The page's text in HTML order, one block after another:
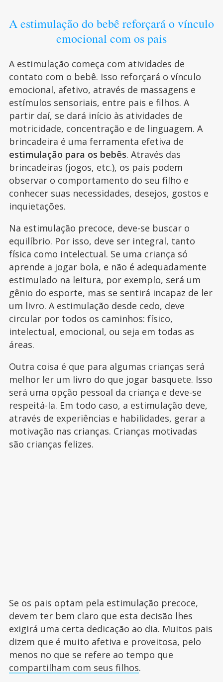
A estimulação do bebê reforçará o vínculo
emocional com os pais
A estimulação começa com atividades de
contato com o bebê. Isso reforçará o vínculo
emocional, afetivo, através de massagens e
estímulos sensoriais, entre pais e filhos. A
partir daí, se dará início às atividades de
motricidade, concentração e de linguagem. A
brincadeira é uma ferramenta efetiva de
estimulação para os bebês. Através das
brincadeiras (jogos, etc.), os pais podem
observar o comportamento do seu filho e
conhecer suas necessidades, desejos, gostos e
inquietações.
Na estimulação precoce, deve-se buscar o
equilíbrio. Por isso, deve ser integral, tanto
física como intelectual. Se uma criança só
aprende a jogar bola, e não é adequadamente
estimulado na leitura, por exemplo, será um
gênio do esporte, mas se sentirá incapaz de ler
um livro. A estimulação desde cedo, deve
circular por todos os caminhos: físico,
intelectual, emocional, ou seja em todas as
áreas.
Outra coisa é que para algumas crianças será
melhor ler um livro do que jogar basquete. Isso
será uma opção pessoal da criança e deve-se
respeitá-la. Em todo caso, a estimulação deve,
através de experiências e habilidades, gerar a
motivação nas crianças. Crianças motivadas
são crianças felizes.
Se os pais optam pela estimulação precoce,
devem ter bem claro que esta decisão lhes
exigirá uma certa dedicação ao dia. Muitos pais
dizem que é muito afetiva e proveitosa, pelo
menos no que se refere ao tempo que
compartilham com seus filhos.